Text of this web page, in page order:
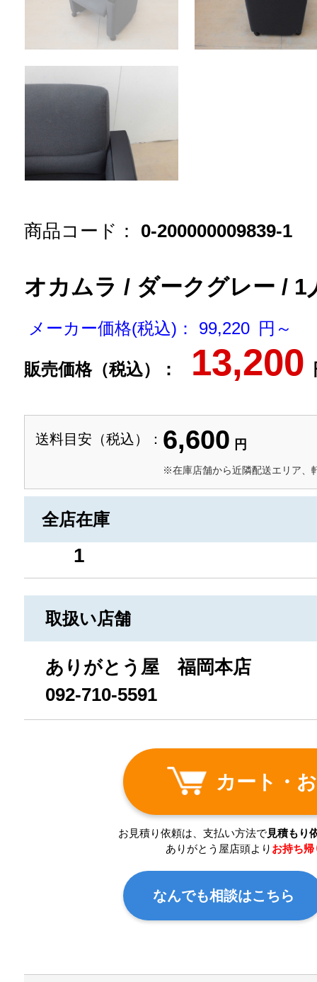
商品コード： 0-200000009839-1
オカムラ / ダークグレー / 1
メーカー価格(税込)： 99,220 円～
販売価格（税込）： 13,200
送料目安（税込）： 6,600 円
※在庫店舗から近隣配送エリア、
全店在庫
1
取扱い店舗
ありがとう屋 福岡本店
092-710-5591
カート・
お見積り依頼は、支払い方法で見積もり
ありがとう屋店頭より お持ち帰
なんでも相談はこちら